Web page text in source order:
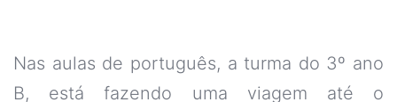
Nas aulas de português, a turma do 3º ano
B, está fazendo uma viagem até o